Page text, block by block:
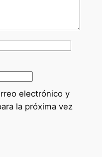
electrónico y
la próxima vez